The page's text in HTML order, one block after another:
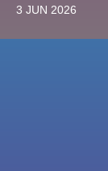
3 JUN 2026